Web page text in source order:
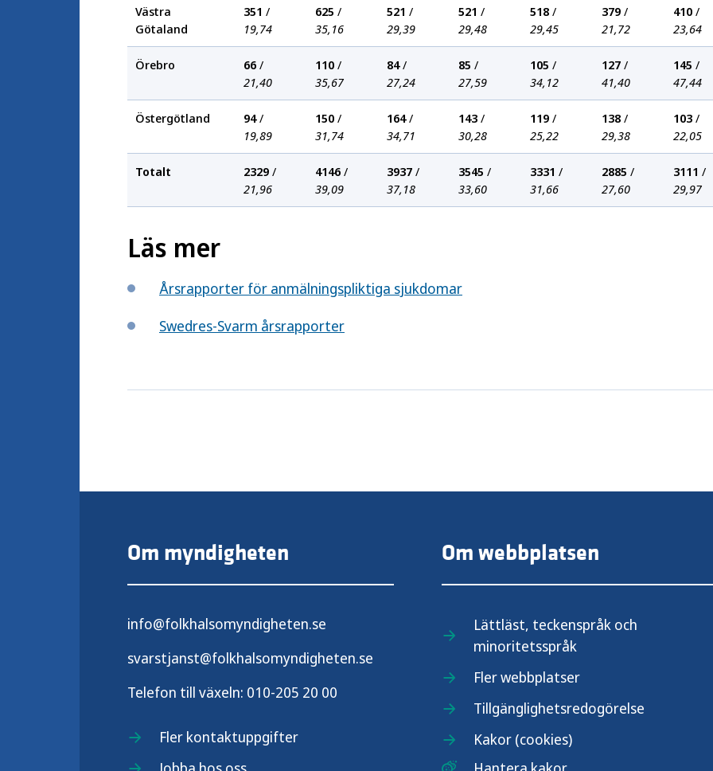
Västra
Götaland
351 /
19,74
625 /
35,16
521 /
29,39
521 /
29,48
518 /
29,45
379 /
21,72
410 /
23,64
Örebro 66 /
21,40
110 /
35,67
84/
27,24
85 /
27,59
105 /
34,12
127 /
41,40
145 /
47,44
Östergötland 94/
19,89
150 /
31,74
164/
34,71
143 /
30,28
119 /
25,22
138 /
29,38
103 /
22,05
Totalt 2329 /
21,96
4146 /
39,09
3937 /
37,18
3545 /
33,60
3331 /
31,66
2885 /
27,60
3111 /
29,97
Läs mer
Årsrapporter för anmälningspliktiga sjukdomar
Swedres-Svarm årsrapporter
Om myndigheten
info@folkhalsomyndigheten.se
svarstjanst@folkhalsomyndigheten.se
Telefon till växeln: 010-205 20 00
Fler kontaktuppgifter
Om webbplatsen
Lättläst, teckenspråk och
minoritetsspråk
Fler webbplatser
Tillgänglighetsredogörelse
Kakor (cookies)